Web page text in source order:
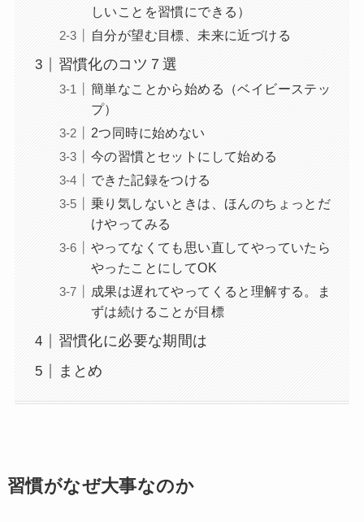
しいことを習慣にできる）
自分が望む目標、未来に近づける
習慣化のコツ７選
簡単なことから始める（ベイビーステッ
プ）
2つ同時に始めない
今の習慣とセットにして始める
できた記録をつける
乗り気しないときは、ほんのちょっとだ
けやってみる
やってなくても思い直してやっていたら
やったことにしてOK
成果は遅れてやってくると理解する。ま
ずは続けることが目標
習慣化に必要な期間は
まとめ
習慣がなぜ大事なのか